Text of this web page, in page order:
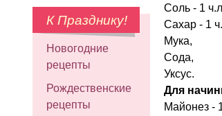
К Празднику!
Новогодние
рецепты
Рождественские
рецепты
Соль - 1
Сахар - 1
Мука,
Сода,
Уксус.
Для
Майонез -